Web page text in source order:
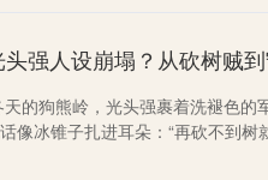
的狗熊岭，光头强裹着洗褪色的
像冰锥子扎进耳朵：“再砍不到树